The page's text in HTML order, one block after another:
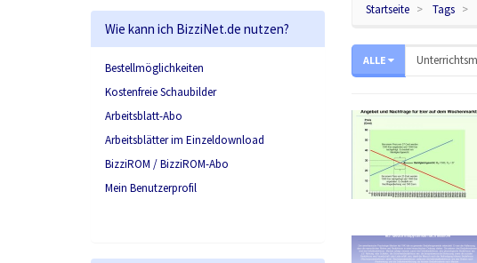
Wie kann ich BizziNet.de nutzen?
Bestellmöglichkeiten
Kostenfreie Schaubilder
Arbeitsblatt-Abo
Arbeitsblätter im Einzeldownload
BizziROM / BizziROM-Abo
Mein Benutzerprofil
Startseite Tags
ALLE